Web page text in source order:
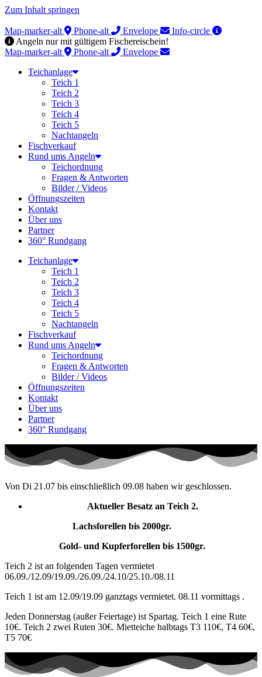
Zum Inhalt springen
Map-marker-alt Phone-alt Envelope
Info-circle
Angeln nur mit gültigem Fischereischein!
Map-marker-alt
Phone-alt
Envelope
Teichanlage
Teich 1
Teich 2
Teich 3
Teich 4
Teich 5
Nachtangeln
Fischverkauf
Rund ums Angeln
Teichordnung
Fragen & Antworten
Bilder / Videos
Öffnungszeiten
Kontakt
Über uns
Partner
360° Rundgang
Teichanlage
Teich 1
Teich 2
Teich 3
Teich 4
Teich 5
Nachtangeln
Fischverkauf
Rund ums Angeln
Teichordnung
Fragen & Antworten
Bilder / Videos
Öffnungszeiten
Kontakt
Über uns
Partner
360° Rundgang
Von Di 21.07 bis einschließlich 09.08 haben wir geschlossen.
Aktueller Besatz an Teich 2.
Lachsforellen bis 2000gr.
Gold- und Kupferforellen bis 1500gr.
Teich 2 ist an folgenden Tagen vermietet
06.09./12.09/19.09./26.09./24.10/25.10./08.11
Teich 1 ist am 12.09/19.09 ganztags vermietet. 08.11 vormittags .
Jeden Donnerstag (außer Feiertage) ist Spartag. Teich 1 eine Rute
10€. Teich 2 zwei Ruten 30€. Mietteiche halbtags T3 110€, T4 60€,
T5 70€